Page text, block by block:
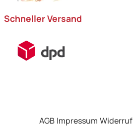
Schneller Versand
AGB Impressum Widerruf